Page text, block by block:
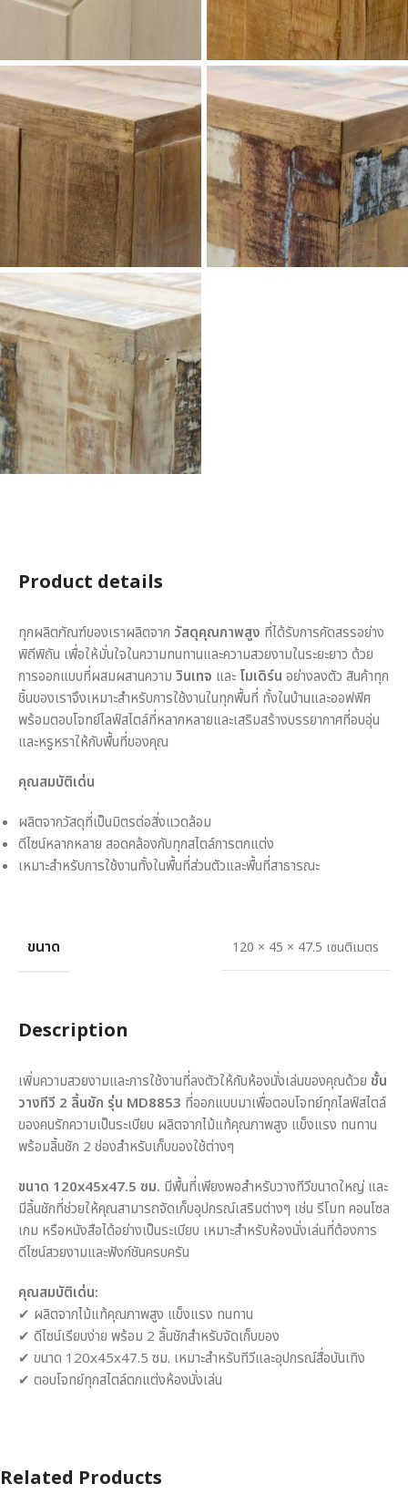
Product details
ทุกผลิตภัณฑ์ของเราผลิตจาก วัสดุคุณภาพสูง ที่ได้รับการคัดสรรอย่าง
พิถีพิถัน เพื่อให้มั่นใจในความทนทานและความสวยงามในระยะยาว ด้วย
การออกแบบที่ผสมผสานความ วินเทจ และ โมเดิร์น อย่างลงตัว สินค้าทุก
ชิ้นของเราจึงเหมาะสำหรับการใช้งานในทุกพื้นที่ ทั้งในบ้านและออฟฟิศ
พร้อมตอบโจทย์ไลฟ์สไตล์ที่หลากหลายและเสริมสร้างบรรยากาศที่อบอุ่น
และหรูหราให้กับพื้นที่ของคุณ
คุณสมบัติเด่น
ผลิตจากวัสดุที่เป็นมิตรต่อสิ่งแวดล้อม
ดีไซน์หลากหลาย สอดคล้องกับทุกสไตล์การตกแต่ง
เหมาะสำหรับการใช้งานทั้งในพื้นที่ส่วนตัวและพื้นที่สาธารณะ
ขนาด 120 × 45 × 47.5 เซนติเมตร
Description
เพิ่มความสวยงามและการใช้งานที่ลงตัวให้กับห้องนั่งเล่นของคุณด้วย ชั้น
วางทีวี 2 ลิ้นชัก รุ่น MD8853 ที่ออกแบบมาเพื่อตอบโจทย์ทุกไลฟ์สไตล์
ของคนรักความเป็นระเบียบ ผลิตจากไม้แท้คุณภาพสูง แข็งแรง ทนทาน
พร้อมลิ้นชัก 2 ช่องสำหรับเก็บของใช้ต่างๆ
ขนาด 120x45x47.5 ซม. มีพื้นที่เพียงพอสำหรับวางทีวีขนาดใหญ่ และ
มีลิ้นชักที่ช่วยให้คุณสามารถจัดเก็บอุปกรณ์เสริมต่างๆ เช่น รีโมท คอนโซล
เกม หรือหนังสือได้อย่างเป็นระเบียบ เหมาะสำหรับห้องนั่งเล่นที่ต้องการ
ดีไซน์สวยงามและฟังก์ชันครบครัน
คุณสมบัติเด่น:
✔ ผลิตจากไม้แท้คุณภาพสูง แข็งแรง ทนทาน
✔ ดีไซน์เรียบง่าย พร้อม 2 ลิ้นชักสำหรับจัดเก็บของ
✔ ขนาด 120x45x47.5 ซม. เหมาะสำหรับทีวีและอุปกรณ์สื่อบันเทิง
✔ ตอบโจทย์ทุกสไตล์ตกแต่งห้องนั่งเล่น
Related Products